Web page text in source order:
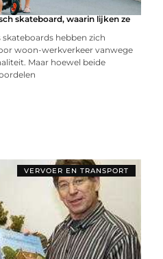
skateboard, waarin lijken ze
hebben zich
woon-werkverkeer vanwege
Maar hoewel beide
VERVOER EN TRANSPORT